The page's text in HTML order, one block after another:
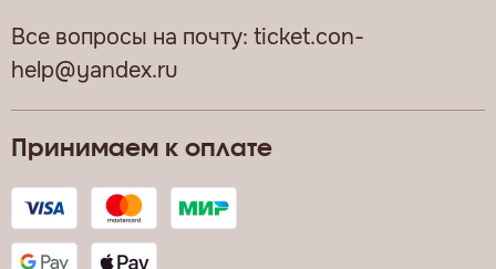
Принимаем к оплате
Все вопросы на почту: ticket.con-
help@yandex.ru